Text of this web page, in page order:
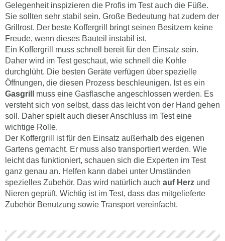
Gelegenheit inspizieren die Profis im Test auch die Füße.
Sie sollten sehr stabil sein. Große Bedeutung hat zudem der
Grillrost. Der beste Koffergrill bringt seinen Besitzern keine
Freude, wenn dieses Bauteil instabil ist.
Ein Koffergrill muss schnell bereit für den Einsatz sein.
Daher wird im Test geschaut, wie schnell die Kohle
durchglüht. Die besten Geräte verfügen über spezielle
Öffnungen, die diesen Prozess beschleunigen. Ist es ein
Gasgrill
muss eine Gasflasche angeschlossen werden. Es
versteht sich von selbst, dass das leicht von der Hand gehen
soll. Daher spielt auch dieser Anschluss im Test eine
wichtige Rolle.
Der Koffergrill ist für den Einsatz außerhalb des eigenen
Gartens gemacht. Er muss also transportiert werden. Wie
leicht das funktioniert, schauen sich die Experten im Test
ganz genau an. Helfen kann dabei unter Umständen
spezielles Zubehör. Das wird natürlich auch auf Herz und
Nieren geprüft. Wichtig ist im Test, dass das mitgelieferte
Zubehör Benutzung sowie Transport vereinfacht.